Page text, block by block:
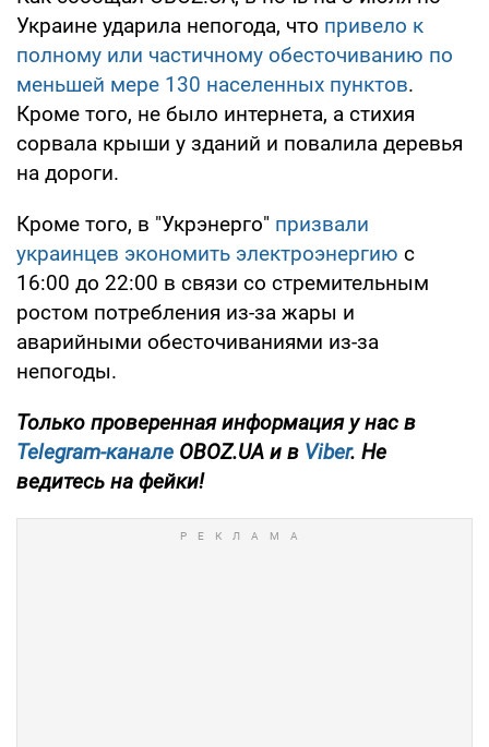
Украине ударила непогода, что привело к
полному или частичному обесточиванию по
меньшей мере 130 населенных пунктов.
Кроме того, не было интернета, а стихия
сорвала крыши у зданий и повалила деревья
на дороги.
Кроме того, в "Укрэнерго" призвали
украинцев экономить электроэнергию с
16:00 до 22:00 в связи со стремительным
ростом потребления из-за жары и
аварийными обесточиваниями из-за
непогоды.
Только проверенная информация у нас в
Telegram-канале OBOZ.UA и в Viber. Не
ведитесь на фейки!